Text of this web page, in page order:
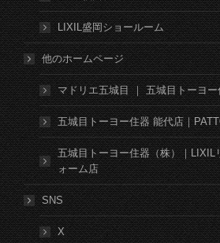
LIXIL盛岡ショールーム
他のホームページ
マドリエ五城目 ｜ 五城目トーヨ
五城目トーヨー住器 能代店｜
五城目トーヨー住器（株）｜LIXIL
ォーム店
SNS
X